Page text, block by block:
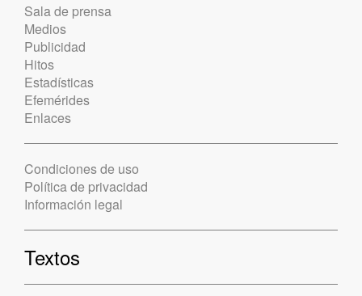
Sala de prensa
Medios
Publicidad
Hitos
Estadísticas
Efemérides
Enlaces
Condiciones de uso
Política de privacidad
Información legal
Textos